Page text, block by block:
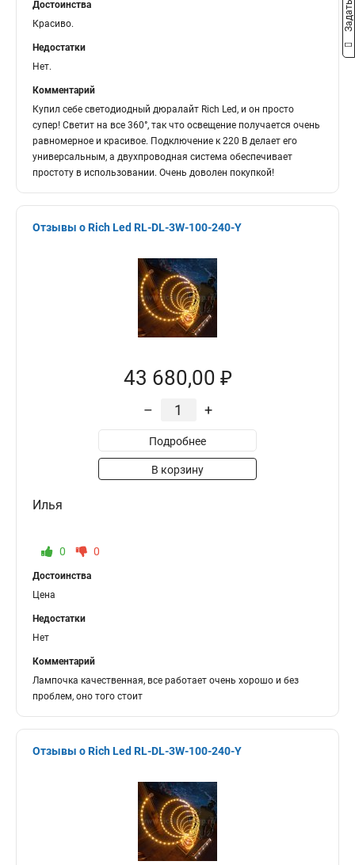
Достоинства
Красиво.
Недостатки
Нет.
Комментарий
Купил себе светодиодный дюралайт Rich Led, и он просто
супер! Светит на все 360°, так что освещение получается очень
равномерное и красивое. Подключение к 220 В делает его
универсальным, а двухпроводная система обеспечивает
простоту в использовании. Очень доволен покупкой!
Отзывы о Rich Led RL-DL-3W-100-240-Y
43 680,00 ₽
– +
Подробнее
В корзину
Илья
0 0
Достоинства
Цена
Недостатки
Нет
Комментарий
Лампочка качественная, все работает очень хорошо и без
проблем, оно того стоит
Отзывы о Rich Led RL-DL-3W-100-240-Y